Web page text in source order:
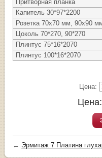
Притворная планка
Капитель 30*97*2200
Розетка 70x70 мм, 90х90
Цоколь 70*270, 90*270
Плинтус 75*16*2070
Плинтус 100*16*2070
Цена:
Цена:
← Эрмитаж 7 Платина